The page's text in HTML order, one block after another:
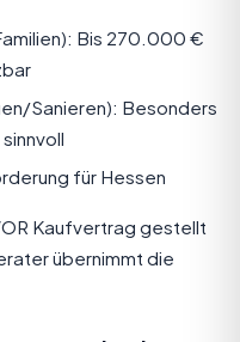
Bis 270.000 €
Sanieren): Besonders
für Hessen
Kaufvertrag gestellt
übernimmt die